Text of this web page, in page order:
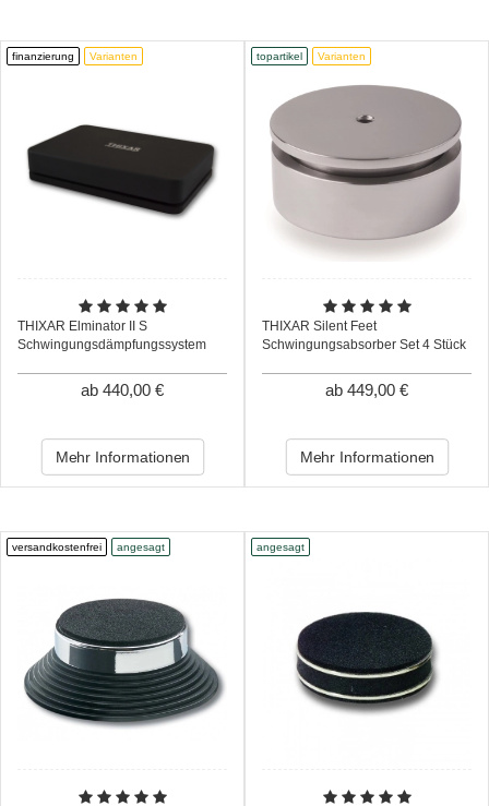
finanzierung Varianten
THIXAR Elminator II S
Schwingungsdämpfungssystem
ab 440,00 €
Mehr Informationen
topartikel Varianten
THIXAR Silent Feet
Schwingungsabsorber Set 4 Stück
ab 449,00 €
Mehr Informationen
versandkostenfrei angesagt angesagt